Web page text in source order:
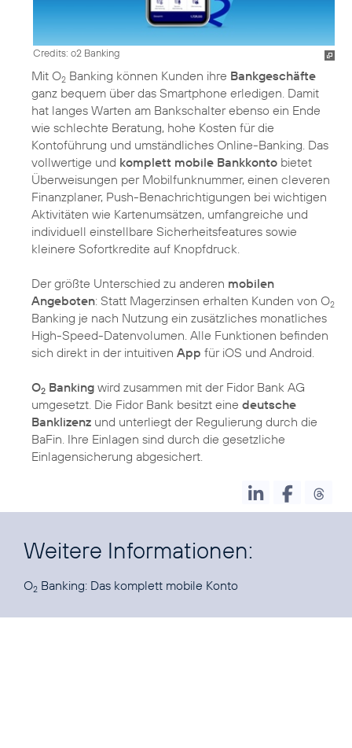
Credits: o2 Banking
Mit O2 Banking können Kunden ihre Bankgeschäfte
ganz bequem über das Smartphone erledigen. Damit
hat langes Warten am Bankschalter ebenso ein Ende
wie schlechte Beratung, hohe Kosten für die
Kontoführung und umständliches Online-Banking. Das
vollwertige und komplett mobile Bankkonto bietet
Überweisungen per Mobilfunknummer, einen cleveren
Finanzplaner, Push-Benachrichtigungen bei wichtigen
Aktivitäten wie Kartenumsätzen, umfangreiche und
individuell einstellbare Sicherheitsfeatures sowie
kleinere Sofortkredite auf Knopfdruck.
Der größte Unterschied zu anderen mobilen
Angeboten: Statt Magerzinsen erhalten Kunden von O2
Banking je nach Nutzung ein zusätzliches monatliches
High-Speed-Datenvolumen. Alle Funktionen befinden
sich direkt in der intuitiven App für iOS und Android.
O2 Banking wird zusammen mit der Fidor Bank AG
umgesetzt. Die Fidor Bank besitzt eine deutsche
Banklizenz und unterliegt der Regulierung durch die
BaFin. Ihre Einlagen sind durch die gesetzliche
Einlagensicherung abgesichert.
Weitere Informationen:
O2 Banking: Das komplett mobile Konto